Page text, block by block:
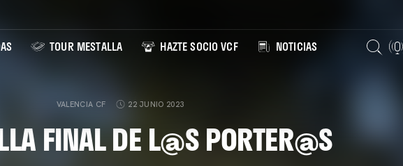
TOUR MESTALLA HAZTE SOCIO VCF NOTICIAS
VALENCIA CF 22 JUNIO 2023
FINAL DE L@S PORTER@S